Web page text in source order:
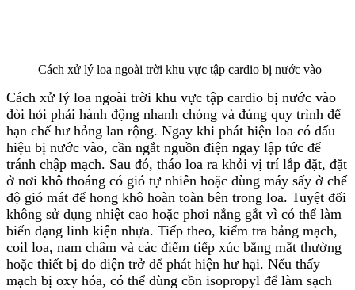
Cách xử lý loa ngoài trời khu vực tập cardio bị nước vào
Cách xử lý loa ngoài trời khu vực tập cardio bị nước vào
đòi hỏi phải hành động nhanh chóng và đúng quy trình để
hạn chế hư hỏng lan rộng. Ngay khi phát hiện loa có dấu
hiệu bị nước vào, cần ngắt nguồn điện ngay lập tức để
tránh chập mạch. Sau đó, tháo loa ra khỏi vị trí lắp đặt, đặt
ở nơi khô thoáng có gió tự nhiên hoặc dùng máy sấy ở chế
độ gió mát để hong khô hoàn toàn bên trong loa. Tuyệt đối
không sử dụng nhiệt cao hoặc phơi nắng gắt vì có thể làm
biến dạng linh kiện nhựa. Tiếp theo, kiểm tra bảng mạch,
coil loa, nam châm và các điểm tiếp xúc bằng mắt thường
hoặc thiết bị đo điện trở để phát hiện hư hại. Nếu thấy
mạch bị oxy hóa, có thể dùng cồn isopropyl để làm sạch